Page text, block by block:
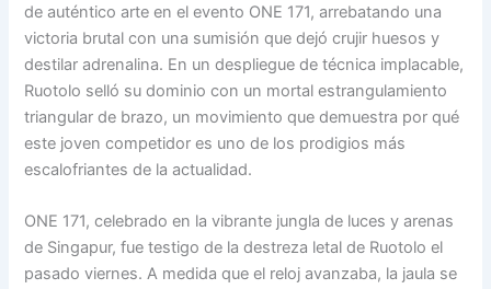
de auténtico arte en el evento ONE 171, arrebatando una
victoria brutal con una sumisión que dejó crujir huesos y
destilar adrenalina. En un despliegue de técnica implacable,
Ruotolo selló su dominio con un mortal estrangulamiento
triangular de brazo, un movimiento que demuestra por qué
este joven competidor es uno de los prodigios más
escalofriantes de la actualidad.
ONE 171, celebrado en la vibrante jungla de luces y arenas
de Singapur, fue testigo de la destreza letal de Ruotolo el
pasado viernes. A medida que el reloj avanzaba, la jaula se